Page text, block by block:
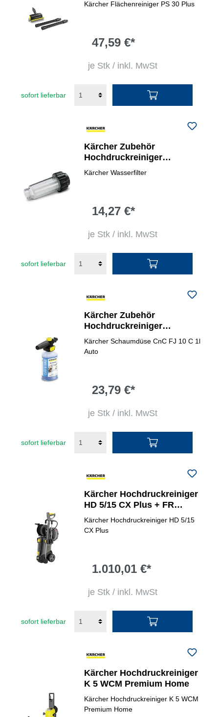
Kärcher Flächenreiniger PS 30 Plus
47,59 €*
je Stk / inkl. MwSt
sofort lieferbar
Kärcher Zubehör
Hochdruckreiniger
Wasserfilter
Kärcher Wasserfilter
14,27 €*
je Stk / inkl. MwSt
sofort lieferbar
Kärcher Zubehör
Hochdruckreiniger
Schaumdüse FJ 10 C
Connect 'n' Clean
Kärcher Schaumdüse CnC FJ 10 C 1l
Auto
23,79 €*
je Stk / inkl. MwSt
sofort lieferbar
Kärcher Hochdruckreiniger
HD 5/15 CX Plus + FR
Classic
Kärcher Hochdruckreiniger HD 5/15
CX Plus
1.010,01 €*
je Stk / inkl. MwSt
sofort lieferbar
Kärcher Hochdruckreiniger
K 5 WCM Premium Home
Kärcher Hochdruckreiniger K 5 WCM
Premium Home